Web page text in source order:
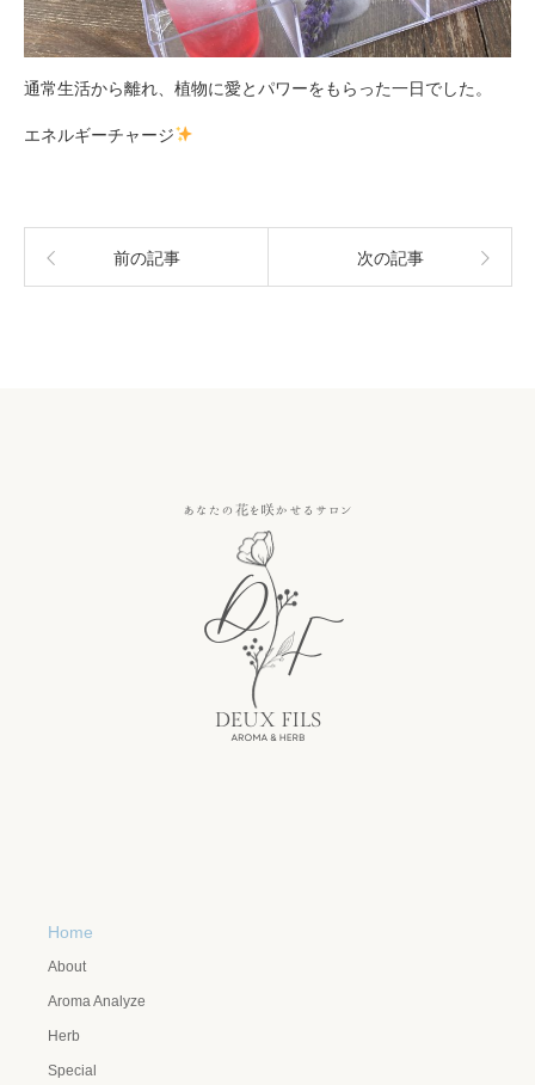
通常生活から離れ、植物に愛とパワーをもらった一日でした。
エネルギーチャージ
前の記事 次の記事
Home
About
Aroma Analyze
Herb
Special